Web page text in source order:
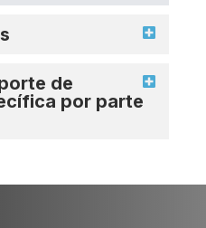
de
por parte